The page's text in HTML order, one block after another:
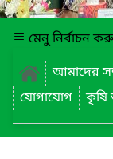
মেনু নির্বাচন
আমাদের
যোগাযোগ
কৃষি